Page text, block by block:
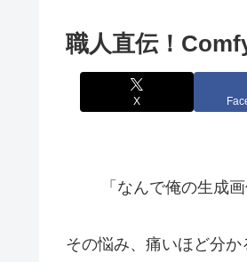
職人直伝！
X
「なんで俺の生成
その悩み、痛いほど分か